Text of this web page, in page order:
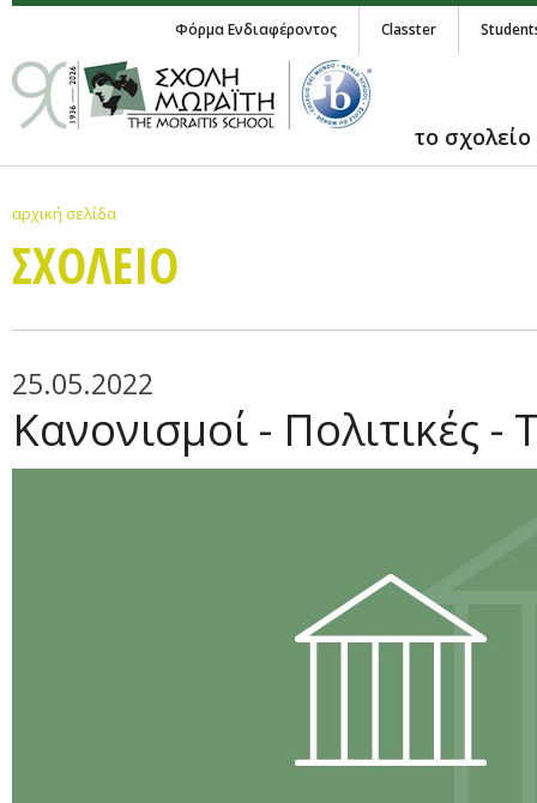
Φόρμα Ενδιαφέροντος Classter
το σχολείο
αρχική σελίδα
ΣΧΟΛΕΙΟ
25.05.2022
Κανονισμοί - Πολιτικές -